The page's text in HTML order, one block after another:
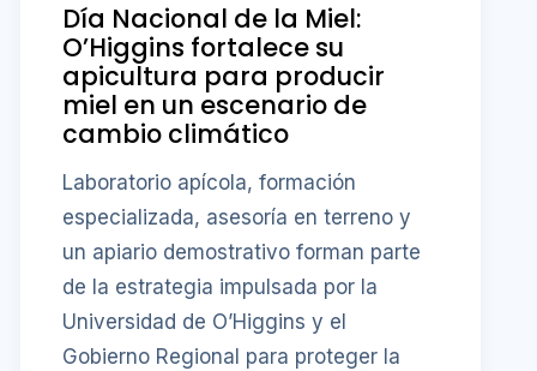
Día Nacional de la Miel:
O’Higgins fortalece su
apicultura para producir
miel en un escenario de
cambio climático
Laboratorio apícola, formación
especializada, asesoría en terreno y
un apiario demostrativo forman parte
de la estrategia impulsada por la
Universidad de O’Higgins y el
Gobierno Regional para proteger la